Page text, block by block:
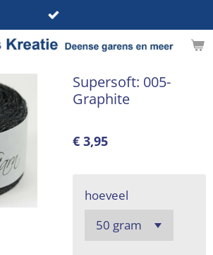
Supersoft: 005-
Graphite
€ 3,95
hoeveel